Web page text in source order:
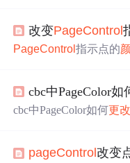
dure SetColor(va...
改变PageControl
PageControl指示点的
cbc中PageColor如
cbc中PageColor如何更
pageControl改变